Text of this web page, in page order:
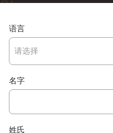
语言
名字
姓氏